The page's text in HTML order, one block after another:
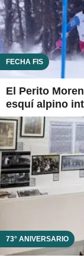
FECHA FIS
El Perito
esquí alpino
73° ANIVERSARIO